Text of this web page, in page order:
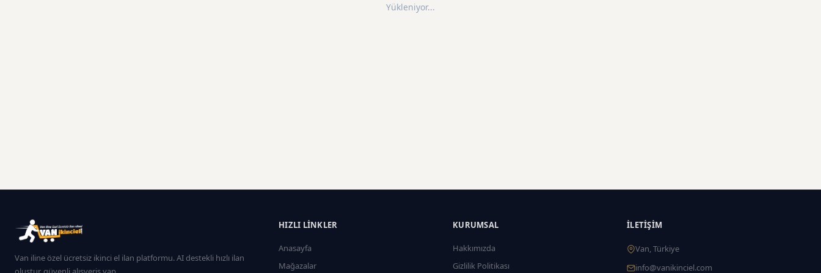
Yükleniyor...
Van iline özel ücretsiz ikinci el ilan platformu. AI destekli hızlı ilan
HIZLI LINKLER
Anasayfa
Mağazalar
KURUMSAL
Hakkımızda
Gizlilik Politikası
İLETIŞIM
Van, Türkiye
info@vanikinciel.com